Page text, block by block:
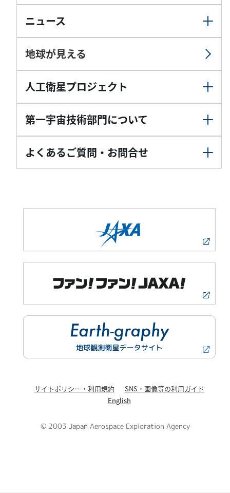
ニュース
地球が見える
人工衛星プロジェクト
第一宇宙技術部門について
よくあるご質問・お問合せ
サイトポリシー・利用規約
SNS・画像等の利用ガイド
English
© 2003 Japan Aerospace Exploration Agency